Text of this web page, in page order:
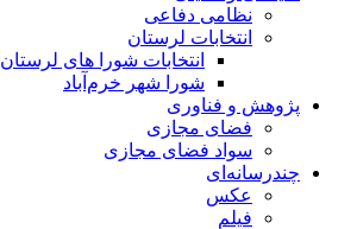
نظامی دفاعی
انتخابات لرستان
انتخابات شورا های لرستان
شورا شهر خرم‌آباد
پژوهش و فناوری
فضای مجازی
سواد فضای مجازی
چندرسانه‌ای
عكس
فیلم